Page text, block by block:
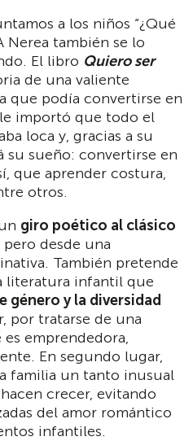
a los niños “¿Qué
Nerea también se lo
El libro Quiero ser
de una valiente
que podía convertirse en
importó que todo el
loca y, gracias a su
su sueño: convertirse en
que aprender costura,
otros.
giro poético al clásico
pero desde una
También pretende
literatura infantil que
género y la diversidad
por tratarse de una
emprendedora,
En segundo lugar,
familia un tanto inusual
crecer, evitando
del amor romántico
infantiles.